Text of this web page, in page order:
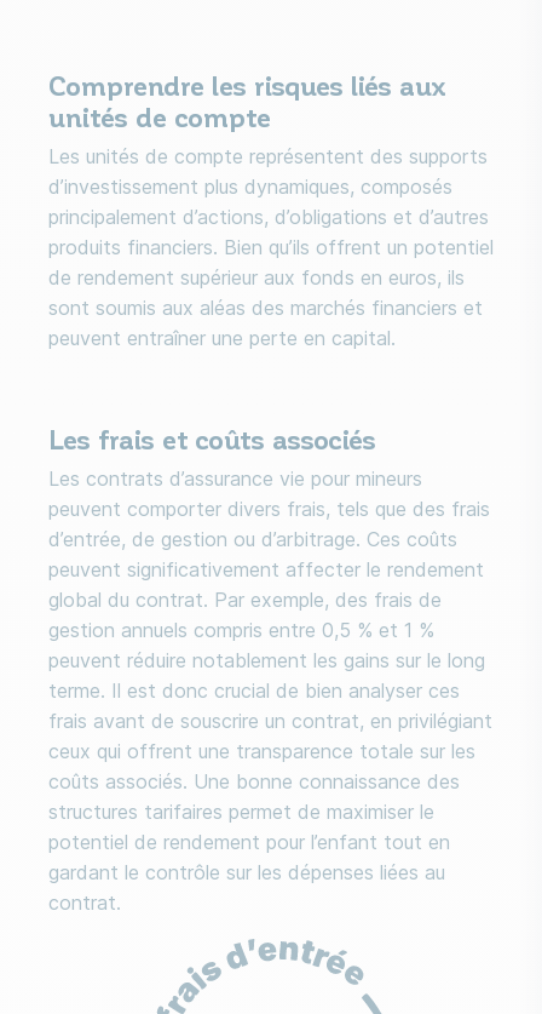
Comprendre les risques liés aux
unités de compte
Les unités de compte représentent des supports
d’investissement plus dynamiques, composés
principalement d’actions, d’obligations et d’autres
produits financiers. Bien qu’ils offrent un potentiel
de rendement supérieur aux fonds en euros, ils
sont soumis aux aléas des marchés financiers et
peuvent entraîner une perte en capital.
Les frais et coûts associés
Les contrats d’assurance vie pour mineurs
peuvent comporter divers frais, tels que des frais
d’entrée, de gestion ou d’arbitrage. Ces coûts
peuvent significativement affecter le rendement
global du contrat. Par exemple, des frais de
gestion annuels compris entre 0,5 % et 1 %
peuvent réduire notablement les gains sur le long
terme. Il est donc crucial de bien analyser ces
frais avant de souscrire un contrat, en privilégiant
ceux qui offrent une transparence totale sur les
coûts associés. Une bonne connaissance des
structures tarifaires permet de maximiser le
potentiel de rendement pour l’enfant tout en
gardant le contrôle sur les dépenses liées au
contrat.